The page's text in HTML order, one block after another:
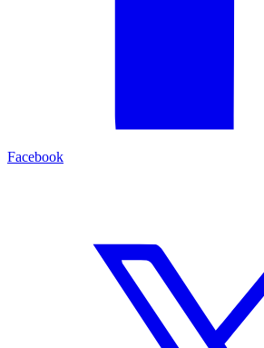
Facebook